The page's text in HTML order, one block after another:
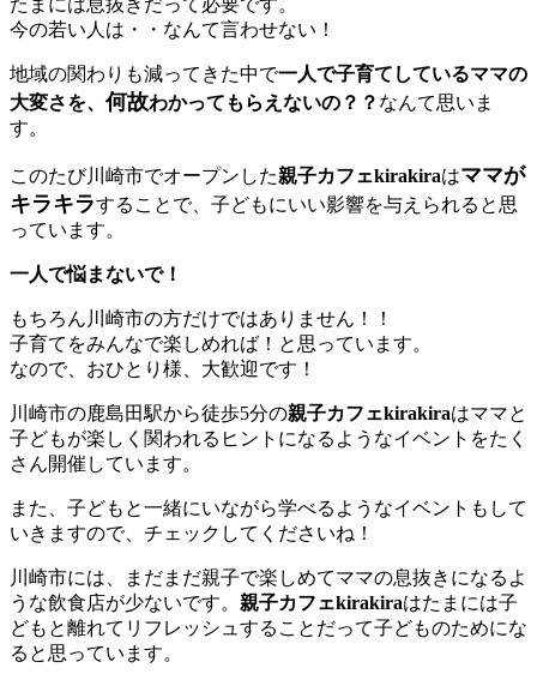
たまには息抜きだって必要です。
今の若い人は・・なんて言わせない！
地域の関わりも減ってきた中で一人で子育てしているママの
大変さを、 何故わかってもらえないの？？ なんて思いま
す。
このたび川崎市でオープンした親子カフェkirakiraはママが
キラキラすることで、子どもにいい影響を与えられると思
っています。
一人で悩まないで！
もちろん川崎市の方だけではありません！！
子育てをみんなで楽しめれば！と思っています。
なので、おひとり様、大歓迎です！
川崎市の鹿島田駅から徒歩5分の親子カフェkirakiraはママと
子どもが楽しく関われるヒントになるようなイベントをたく
さん開催しています。
また、子どもと一緒にいながら学べるようなイベントもして
いきますので、チェックしてくださいね！
川崎市には、まだまだ親子で楽しめてママの息抜きになるよ
うな飲食店が少ないです。 親子カフェkirakiraはたまには子
どもと離れてリフレッシュすることだって子どものためにな
ると思っています。